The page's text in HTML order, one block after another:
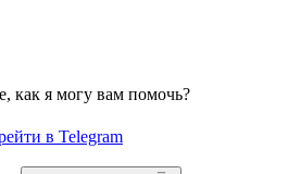
как я могу вам помочь?
в Telegram